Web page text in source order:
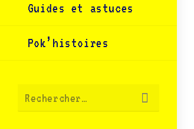
Guides et astuces
Pok’histoires
Rechercher…